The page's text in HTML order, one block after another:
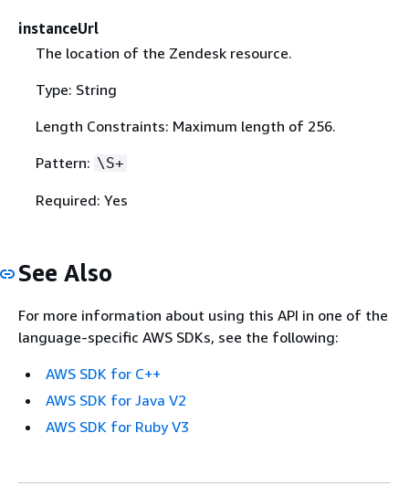
instanceUrl
The location of the Zendesk resource.
Type: String
Length Constraints: Maximum length of 256.
Pattern: \S+
Required: Yes
See Also
For more information about using this API in one of the
language-specific AWS SDKs, see the following:
AWS SDK for C++
AWS SDK for Java V2
AWS SDK for Ruby V3